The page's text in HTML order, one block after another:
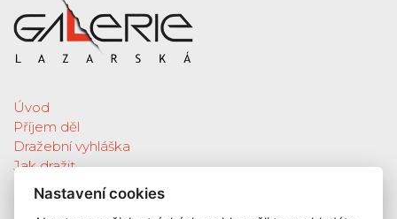
Úvod
Příjem děl
Dražební vyhláška
Jak dražit
Galerie
Katalog vydražených děl
Nastavení cookies